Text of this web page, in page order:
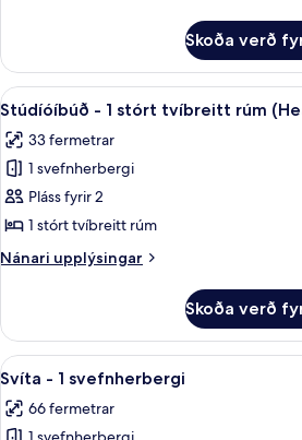
-
baðker
(Mobility,
Hearing)
-
stórt
rúm
(Mobility,
Hearing)
Skoða verð
Skoða
allar
myndir
fyrir
Stúdíóíbúð
-
1
stórt
rúm
(Hearing,
Roll-
In
Shower)
6
Stúdíóíbúð - 1 stórt tvíbreitt rúm
33 fermetrar
1 svefnherbergi
Pláss fyrir 2
1 stórt tvíbreitt rúm
Nánari upplýsingar
Nánari
-
stórt
rúm
(Hearing,
Skoða verð
Skoða
allar
myndir
7
Svíta - 1 svefnherbergi
66 fermetrar